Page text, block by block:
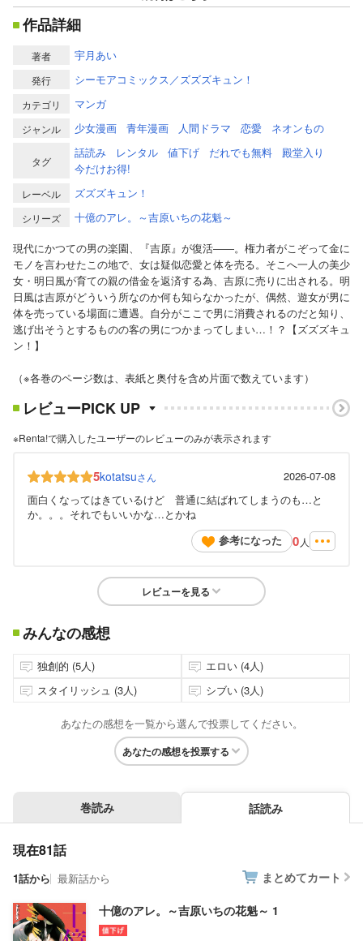
作品詳細
著者 宇月あい
発行 シーモアコミックス／ズズズキュン！
カテゴリ マンガ
ジャンル 少女漫画 青年漫画 人間ドラマ 恋愛 ネオンもの
タグ
話読み レンタル 値下げ だれでも無料
殿堂入り
今だけお得!
レーベル ズズズキュン！
シリーズ
十億のアレ。～吉原いちの花魁～
現代にかつての男の楽園、『吉原』が復活――。権力者がこぞって金に
モノを言わせたこの地で、女は疑似恋愛と体を売る。そこへ一人の美少
女・明日風が育ての親の借金を返済する為、吉原に売りに出される。明
日風は吉原がどういう所なのか何も知らなかったが、偶然、遊女が男に
体を売っている場面に遭遇。自分がここで男に消費されるのだと知り、
逃げ出そうとするものの客の男につかまってしまい…！？【ズズズキュ
ン！】
（※各巻のページ数は、表紙と奥付を含め片面で数えています）
レビューPICK UP
※Renta!で購入したユーザーのレビューのみが表示されます
5kotatsuさん
2026-07-08
面白くなってはきているけど 普通に結ばれてしまうのも…と
か。。。それでもいいかな…とかね
参考になった
0 人
レビューを見る
みんなの感想
独創的 (5人)
エロい (4人)
スタイリッシュ (3人)
シブい (3人)
あなたの感想を一覧から選んで投票してください。
あなたの感想を投票する
巻読み 話読み
現在81話
1話から 最新話から まとめてカート
十億のアレ。～吉原いちの花魁～ 1